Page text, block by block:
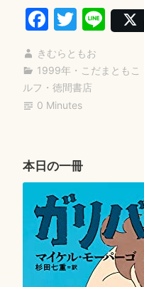
ネ
ー
を
Fa
ce
bo
ok
T
wi
tte
r
Li
ne
きむらともお
1999年 ・ こだまともこ
ルフ ・ 徳間書店
0 Minutes
本日の一冊